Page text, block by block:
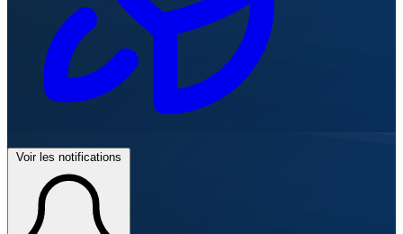
Voir les notifications